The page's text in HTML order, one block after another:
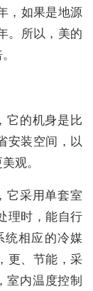
，如果是地源
。所以，美的
它的机身是比
安装空间，以
观。
它采用单套室
理时，能自行
统相应的冷媒
更、节能，采
室内温度控制